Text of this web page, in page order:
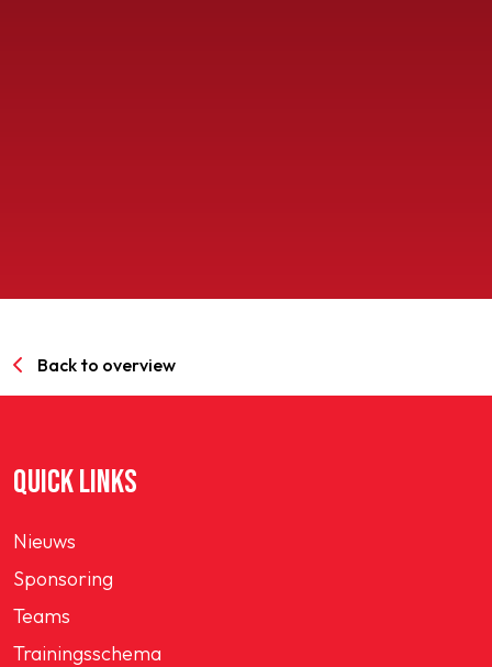
Back to overview
QUICK LINKS
Nieuws
Sponsoring
Teams
Trainingsschema